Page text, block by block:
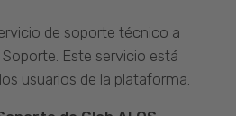
de soporte técnico a
Este servicio está
usuarios de la plataforma.